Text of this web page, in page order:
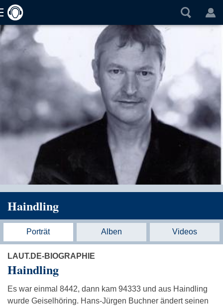
Haindling
Porträt Alben Videos
LAUT.DE-BIOGRAPHIE
Haindling
Es war einmal 8442, dann kam 94333 und aus Haindling
wurde Geiselhöring. Hans-Jürgen Buchner ändert seinen